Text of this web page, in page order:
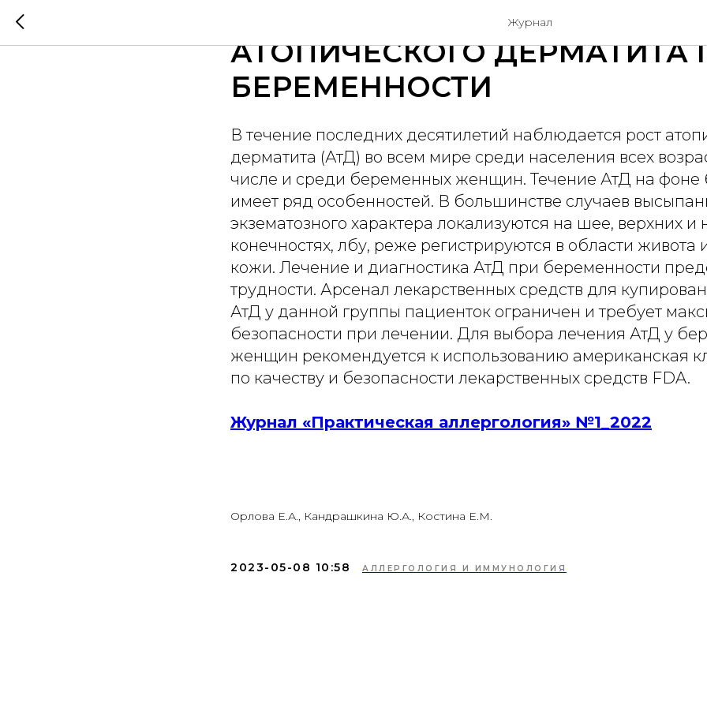
Журнал
ОСОБЕННОСТИ ЛЕЧЕНИЯ
АТОПИЧЕСКОГО ДЕРМАТИТА
БЕРЕМЕННОСТИ
В течение последних десятилетий наблюдается рост
дерматита (АтД) во всем мире среди населения всех
числе и среди беременных женщин. Течение АтД на фоне
имеет ряд особенностей. В большинстве случаев
экзематозного характера локализуются на шее, верхних и
конечностях, лбу, реже регистрируются в области живота
кожи. Лечение и диагностика АтД при беременности
трудности. Арсенал лекарственных средств для
АтД у данной группы пациенток ограничен и требует
безопасности при лечении. Для выбора лечения АтД у
женщин рекомендуется к использованию американская
по качеству и безопасности лекарственных средств FDA.
Журнал «Практическая аллергология» №1_2022
Орлова Е.А., Кандрашкина Ю.А., Костина Е.М.
2023-05-08 10:58 АЛЛЕРГОЛОГИЯ И ИММУНОЛОГИЯ